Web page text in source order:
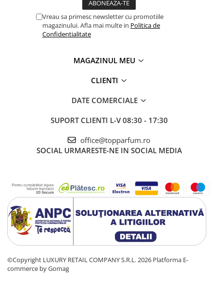
Vreau sa primesc newsletter cu promotiile
magazinului. Afla mai multe in Politica de
Confidentialitate
MAGAZINUL MEU
CLIENTI
DATE COMERCIALE
SUPORT CLIENTI L-V 08:30 - 17:30
office@topparfum.ro
SOCIAL URMARESTE-NE IN SOCIAL MEDIA
©Copyright LUXURY RETAIL COMPANY S.R.L. 2026 Platforma E-
commerce by Gomag